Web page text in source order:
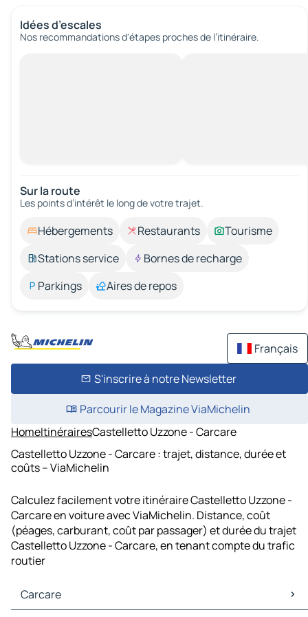
Idées d’escales
Nos recommandations d'étapes proches de l’itinéraire.
Sur la route
Les points d’intérêt le long de votre trajet.
Hébergements Restaurants
Tourisme
Stations service
Bornes de recharge
Parkings
Aires de repos
Français
S'inscrire à notre Newsletter
Parcourir le Magazine ViaMichelin
HomeItinérairesCastelletto Uzzone - Carcare
Castelletto Uzzone - Carcare : trajet, distance, durée et
coûts – ViaMichelin
Calculez facilement votre itinéraire Castelletto Uzzone -
Carcare en voiture avec ViaMichelin. Distance, coût
(péages, carburant, coût par passager) et durée du trajet
Castelletto Uzzone - Carcare, en tenant compte du trafic
routier
Carcare